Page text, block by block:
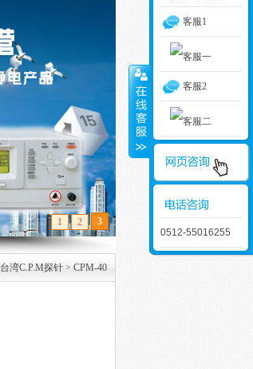
1 2 3
台湾C.P.M探针 > CPM-40
客服1
客服2
0512-55016255